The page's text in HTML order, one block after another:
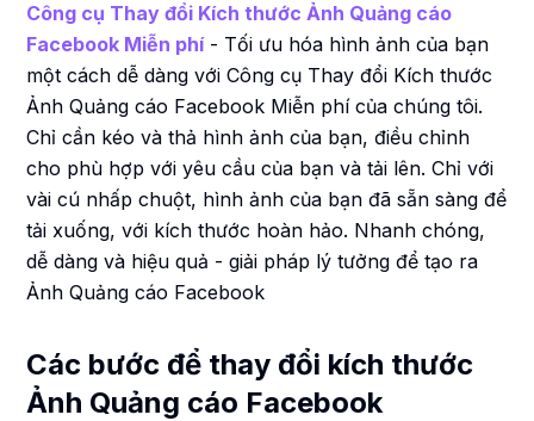
Công cụ Thay đổi Kích thước Ảnh Quảng cáo
Facebook Miễn phí- Tối ưu hóa hình ảnh của bạn
một cách dễ dàng với Công cụ Thay đổi Kích thước
Ảnh Quảng cáo Facebook Miễn phí của chúng tôi.
Chỉ cần kéo và thả hình ảnh của bạn, điều chỉnh
cho phù hợp với yêu cầu của bạn và tải lên. Chỉ với
vài cú nhấp chuột, hình ảnh của bạn đã sẵn sàng để
tải xuống, với kích thước hoàn hảo. Nhanh chóng,
dễ dàng và hiệu quả - giải pháp lý tưởng để tạo ra
Ảnh Quảng cáo Facebook
Các bước để thay đổi kích thước
Ảnh Quảng cáo Facebook